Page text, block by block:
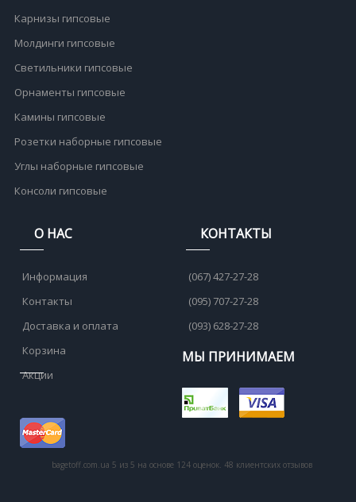
Карнизы гипсовые
Молдинги гипсовые
Светильники гипсовые
Орнаменты гипсовые
Камины гипсовые
Розетки наборные гипсовые
Углы наборные гипсовые
Консоли гипсовые
О НАС
Информация
Контакты
Доставка и оплата
Корзина
Акции
КОНТАКТЫ
(067) 427-27-28
(095) 707-27-28
(093) 628-27-28
МЫ ПРИНИМАЕМ
bagetoff.com.ua 5 из 5 на основе 124 оценок. 48 клиентских отзывов